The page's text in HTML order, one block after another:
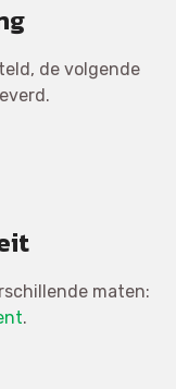
de volgende
maten:
.